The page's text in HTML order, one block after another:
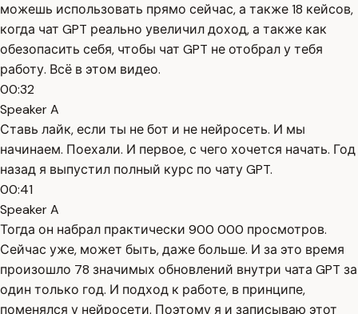
можешь использовать прямо сейчас, а также 18 кейсов,
когда чат GPT реально увеличил доход, а также как
обезопасить себя, чтобы чат GPT не отобрал у тебя
работу. Всё в этом видео.
00:32
Speaker A
Ставь лайк, если ты не бот и не нейросеть. И мы
начинаем. Поехали. И первое, с чего хочется начать. Год
назад я выпустил полный курс по чату GPT.
00:41
Speaker A
Тогда он набрал практически 900 000 просмотров.
Сейчас уже, может быть, даже больше. И за это время
произошло 78 значимых обновлений внутри чата GPT за
один только год. И подход к работе, в принципе,
поменялся у нейросети. Поэтому я и записываю этот